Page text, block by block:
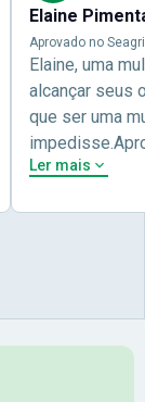
Elaine
Aprovado no
Elaine, uma
alcançar seus
que ser uma
concursos
sua vida e
obstáculos
Ler mais